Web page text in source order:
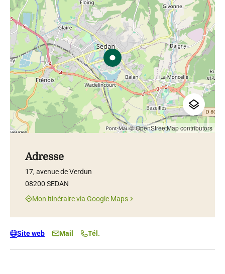
© OpenStreetMap contributors
Adresse
17, avenue de Verdun
08200 SEDAN
Mon itinéraire via Google Maps
Site web Mail Tél.